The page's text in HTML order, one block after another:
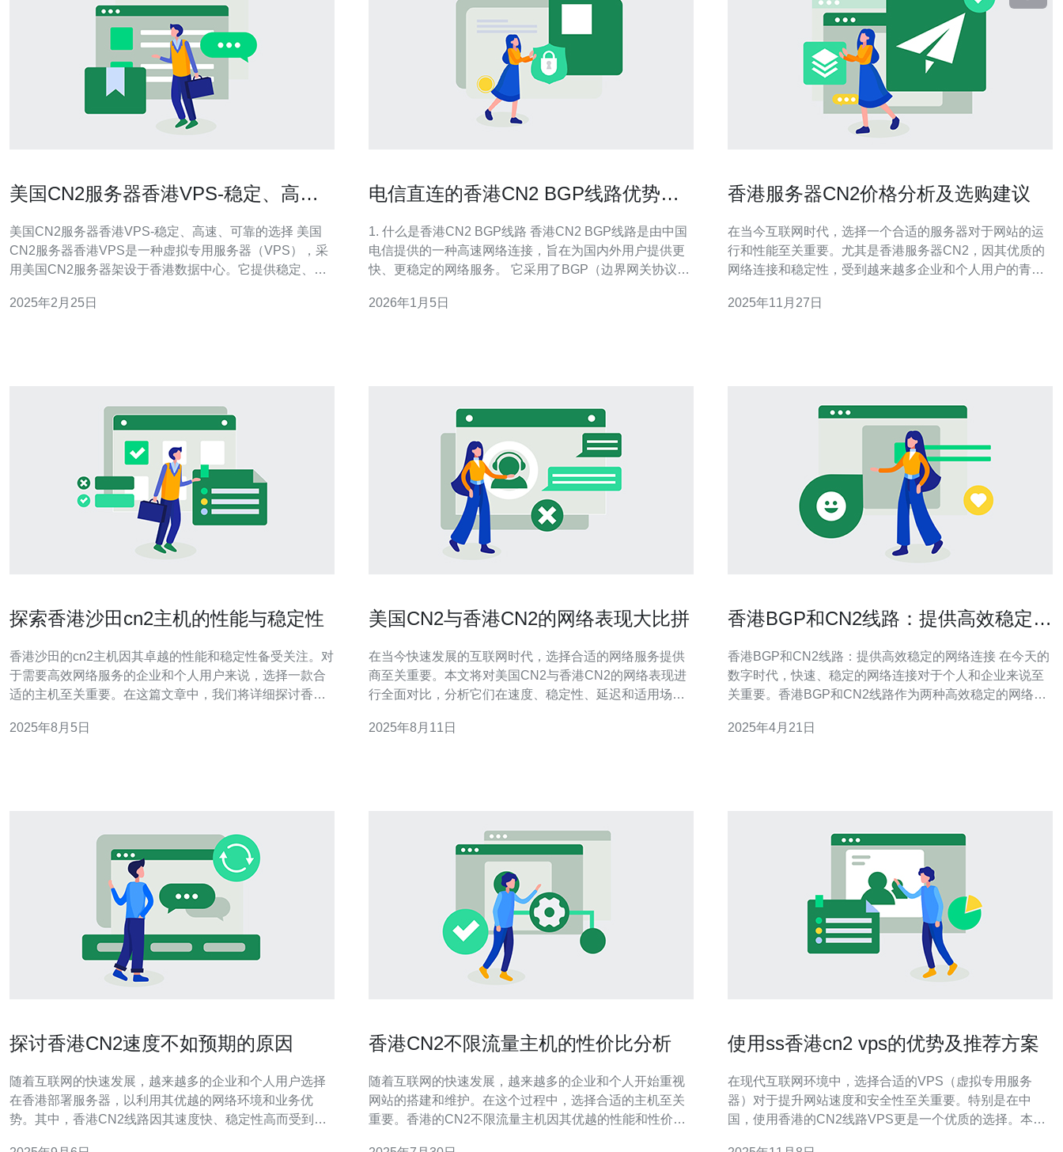
美国CN2服务器香港VPS-稳定、高
美国CN2服务器香港VPS-稳定、高速、可靠的选择 美国
CN2服务器香港VPS是一种虚拟专用服务器（VPS），采
用美国CN2服务器架设于香港数据中心。它提供稳定、高
稳定性 美国CN2服务器香港VPS采用高品质的服务器硬件
2025年2月25日
电信直连的香港CN2 BGP线路优势及
1. 什么是香港CN2 BGP线路 香港CN2 BGP线路是由中国
电信提供的一种高速网络连接，旨在为国内外用户提供更
快、更稳定的网络服务。 它采用了BGP（边界网关协议）
输效率。 与传统的网络线路相比，CN2 BGP线路的延迟更
2026年1月5日
香港服务器CN2价格分析及选购建议
在当今互联网时代，选择一个合适的服务器对于网站的运
行和性能至关重要。尤其是香港服务器CN2，因其优质的
网络连接和稳定性，受到越来越多企业和个人用户的青
购建议，希望能帮助您做出明智的选择。 首先，我们来了
2025年11月27日
探索香港沙田cn2主机的性能与稳定性
香港沙田的cn2主机因其卓越的性能和稳定性备受关注。对
于需要高效网络服务的企业和个人用户来说，选择一款合
适的主机至关重要。在这篇文章中，我们将详细探讨香港
用户更好地选择和使用cn2主机。 1. 什么是cn2主机 cn2主
2025年8月5日
美国CN2与香港CN2的网络表现大比拼
在当今快速发展的互联网时代，选择合适的网络服务提供
商至关重要。本文将对美国CN2与香港CN2的网络表现进
行全面对比，分析它们在速度、稳定性、延迟和适用场景
解决方案提供商。 网络速度的对比 网络速度是用户体验的
2025年8月11日
香港BGP和CN2线路：提供高效稳定的
香港BGP和CN2线路：提供高效稳定的网络连接 在今天的
数字时代，快速、稳定的网络连接对于个人和企业来说至
关重要。香港BGP和CN2线路作为两种高效稳定的网络连
界网关协议）是一种用于交换路由信息的协议，主要用于
2025年4月21日
探讨香港CN2速度不如预期的原因
随着互联网的快速发展，越来越多的企业和个人用户选择
在香港部署服务器，以利用其优越的网络环境和业务优
势。其中，香港CN2线路因其速度快、稳定性高而受到广
香港CN2不限流量主机的性价比分析
随着互联网的快速发展，越来越多的企业和个人开始重视
网站的搭建和维护。在这个过程中，选择合适的主机至关
重要。香港的CN2不限流量主机因其优越的性能和性价
使用ss香港cn2 vps的优势及推荐方案
在现代互联网环境中，选择合适的VPS（虚拟专用服务
器）对于提升网站速度和安全性至关重要。特别是在中
国，使用香港的CN2线路VPS更是一个优质的选择。本文